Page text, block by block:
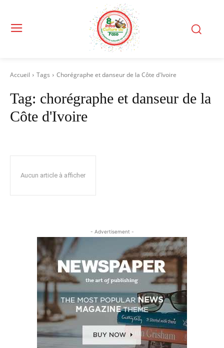
Accueil Tags Chorégraphe et danseur de la Côte d'Ivoire
Tag: chorégraphe et danseur de la
Côte d'Ivoire
Aucun article à afficher
- Advertisement -